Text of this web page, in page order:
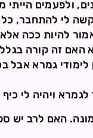
ולפעמים הייתי
לי להתחבר,
להיות ככה
האם זה קורה
לימודי גמרא
ויהיה לי
האם לרב יש